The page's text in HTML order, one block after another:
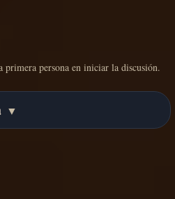
primera persona en iniciar la discusión.
▼